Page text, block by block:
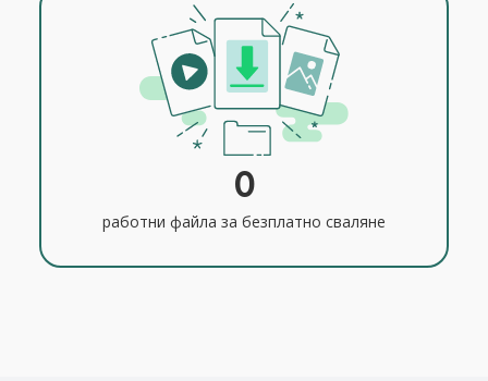
0
работни файла за безплатно сваляне